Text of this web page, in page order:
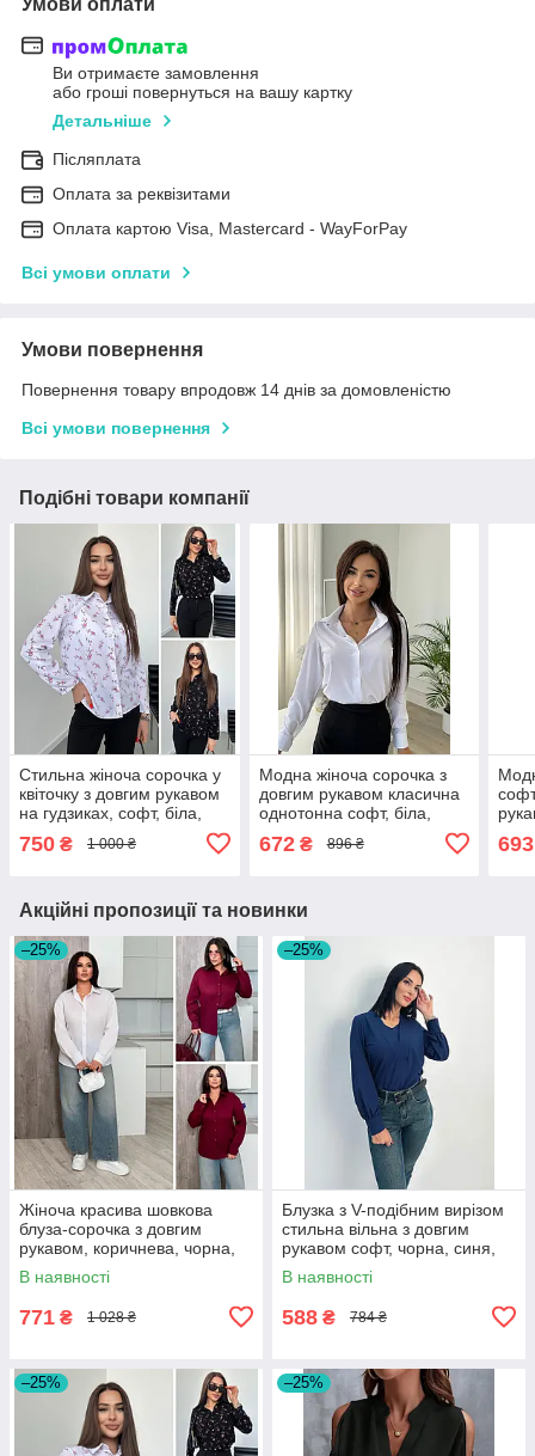
Ви отримаєте замовлення
або гроші повернуться на вашу картку
Детальніше
Післяплата
Оплата за реквізитами
Оплата картою Visa, Mastercard - WayForPay
Всі умови оплати
Умови повернення
Повернення товару впродовж 14 днів за домовленістю
Всі умови повернення
Подібні товари компанії
Стильна жіноча сорочка у
квіточку з довгим рукавом
на гудзиках, софт, біла,
чорна, розмір 42/44, 46/48
750 ₴ 1 000 ₴
Модна жіноча сорочка з
довгим рукавом класична
однотонна софт, біла,
чорна, розмір 42/44, 46/48
672₴ 896 ₴
46/
693
Акційні пропозиції та новинки
–25%
Жіноча красива шовкова
блуза-сорочка з довгим
рукавом, коричнева, чорна,
біла, бордова
В наявності
771 ₴ 1 028 ₴
–25%
Блузка з V-подібним вирізом
стильна вільна з довгим
рукавом софт, чорна, синя,
сіра
В наявності
588 ₴ 784 ₴
–25% –25%